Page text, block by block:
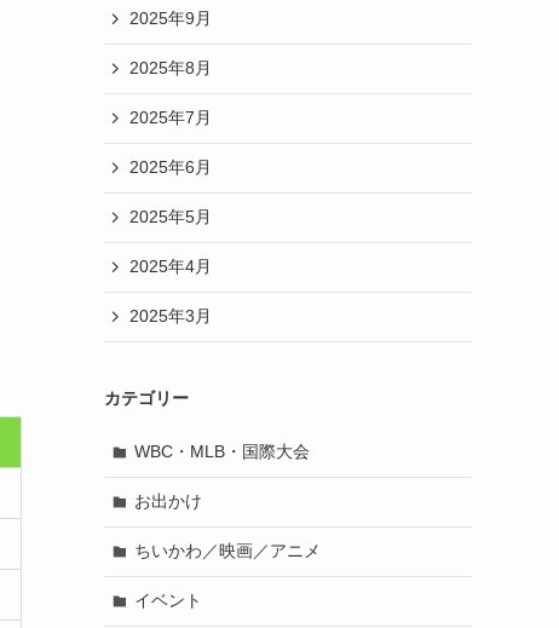
2025年9月
2025年8月
2025年7月
2025年6月
2025年5月
2025年4月
2025年3月
カテゴリー
WBC・MLB・国際大会
お出かけ
ちいかわ／映画／アニメ
イベント